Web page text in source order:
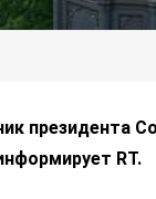
президента
RT.